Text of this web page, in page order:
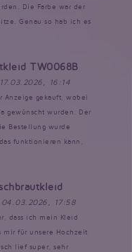
Die Farbe war der
Genau so hab ich es
TW0068B
16:14
Anzeige gekauft, wobei
gewünscht wurden. Der
Bestellung wurde
funktionieren kann,
17:58
dass ich mein Kleid
mir für unsere Hochzeit
lief super, sehr